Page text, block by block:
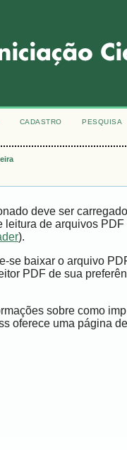
CADASTRO
PESQUISA
deve ser
leitura de arquivos
).
se baixar o arquivo
PDF de sua
sobre como
oferece uma página